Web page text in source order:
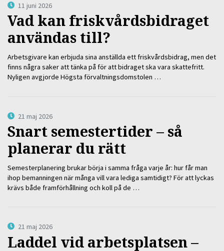
11 juni 2026
Vad kan friskvårdsbidraget
användas till?
Arbetsgivare kan erbjuda sina anställda ett friskvårdsbidrag, men det
finns några saker att tänka på för att bidraget ska vara skattefritt.
Nyligen avgjorde Högsta förvaltningsdomstolen …
21 maj 2026
Snart semestertider – så
planerar du rätt
Semesterplanering brukar börja i samma fråga varje år: hur får man
ihop bemanningen när många vill vara lediga samtidigt? För att lyckas
krävs både framförhållning och koll på de …
21 maj 2026
Laddel vid arbetsplatsen –